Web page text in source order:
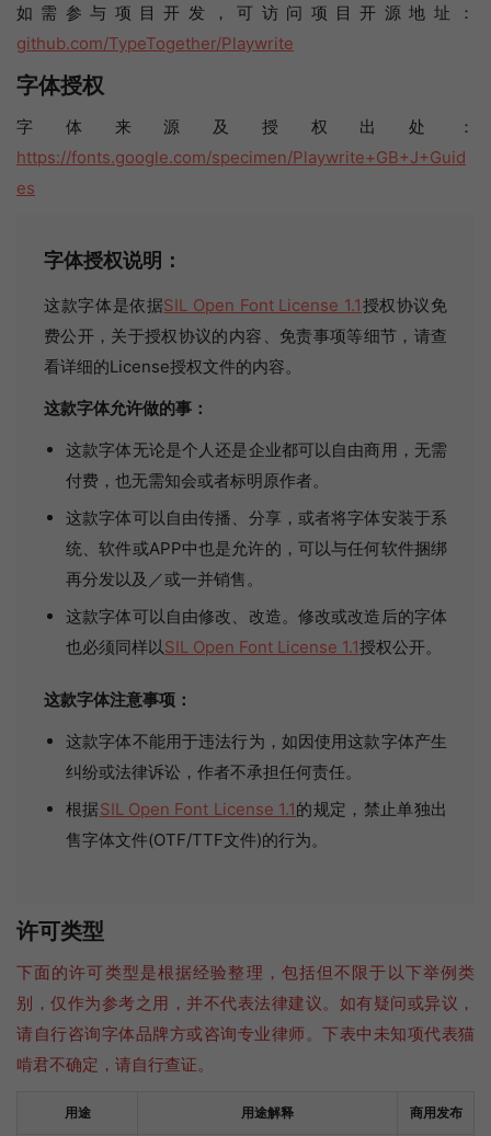
如需参与项目开发，可访问项目开源地址：
github.com/TypeTogether/Playwrite
字体授权
字体来源及授权出处：
https://fonts.google.com/specimen/Playwrite+GB+J+Guid
es
字体授权说明：
这款字体是依据SIL Open Font License 1.1授权协议免
费公开，关于授权协议的内容、免责事项等细节，请查
看详细的License授权文件的内容。
这款字体允许做的事：
这款字体无论是个人还是企业都可以自由商用，无需
付费，也无需知会或者标明原作者。
这款字体可以自由传播、分享，或者将字体安装于系
统、软件或APP中也是允许的，可以与任何软件捆绑
再分发以及／或一并销售。
这款字体可以自由修改、改造。修改或改造后的字体
也必须同样以SIL Open Font License 1.1授权公开。
这款字体注意事项：
这款字体不能用于违法行为，如因使用这款字体产生
纠纷或法律诉讼，作者不承担任何责任。
根据SIL Open Font License 1.1的规定，禁止单独出
售字体文件(OTF/TTF文件)的行为。
许可类型
下面的许可类型是根据经验整理，包括但不限于以下举例类
别，仅作为参考之用，并不代表法律建议。如有疑问或异议，
请自行咨询字体品牌方或咨询专业律师。下表中未知项代表猫
啃君不确定，请自行查证。
用途 用途解释 商用发布